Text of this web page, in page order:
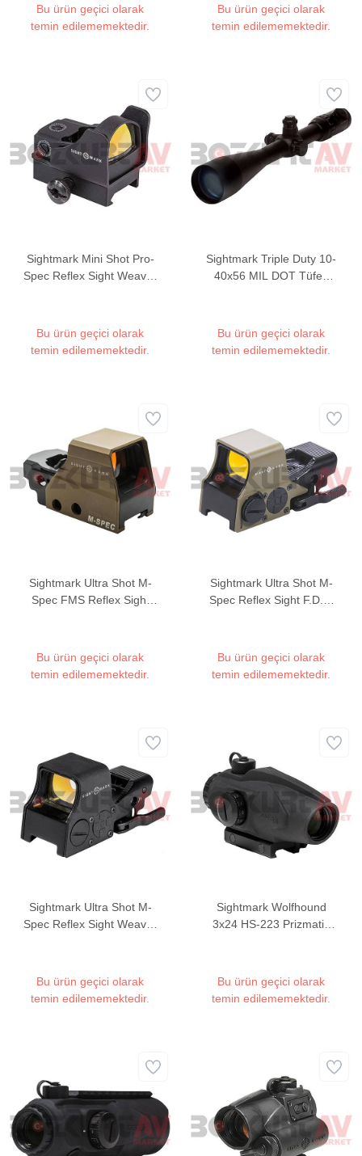
Bu ürün geçici olarak
temin edilememektedir.
Bu ürün geçici olarak
temin edilememektedir.
Sightmark Mini Shot Pro-
Spec Reflex Sight Weaver
Bu ürün geçici olarak
temin edilememektedir.
Sightmark Triple Duty 10-
40x56 MIL DOT Tüfek
Bu ürün geçici olarak
temin edilememektedir.
Sightmark Ultra Shot M-
Spec FMS Reflex Sight
Bu ürün geçici olarak
temin edilememektedir.
Sightmark Ultra Shot M-
Spec Reflex Sight F.D.E.
Bu ürün geçici olarak
temin edilememektedir.
Sightmark Ultra Shot M-
Spec Reflex Sight Weaver
Bu ürün geçici olarak
temin edilememektedir.
Sightmark Wolfhound
3x24 HS-223 Prizmatik
Bu ürün geçici olarak
temin edilememektedir.